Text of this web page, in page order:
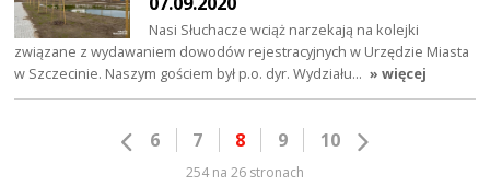
Nasi Słuchacze wciąż narzekają na kolejki
związane z wydawaniem dowodów rejestracyjnych w Urzędzie Miasta
w Szczecinie. Naszym gościem był p.o. dyr. Wydziału… » więcej
6 7 8 9 10
254 na 26 stronach